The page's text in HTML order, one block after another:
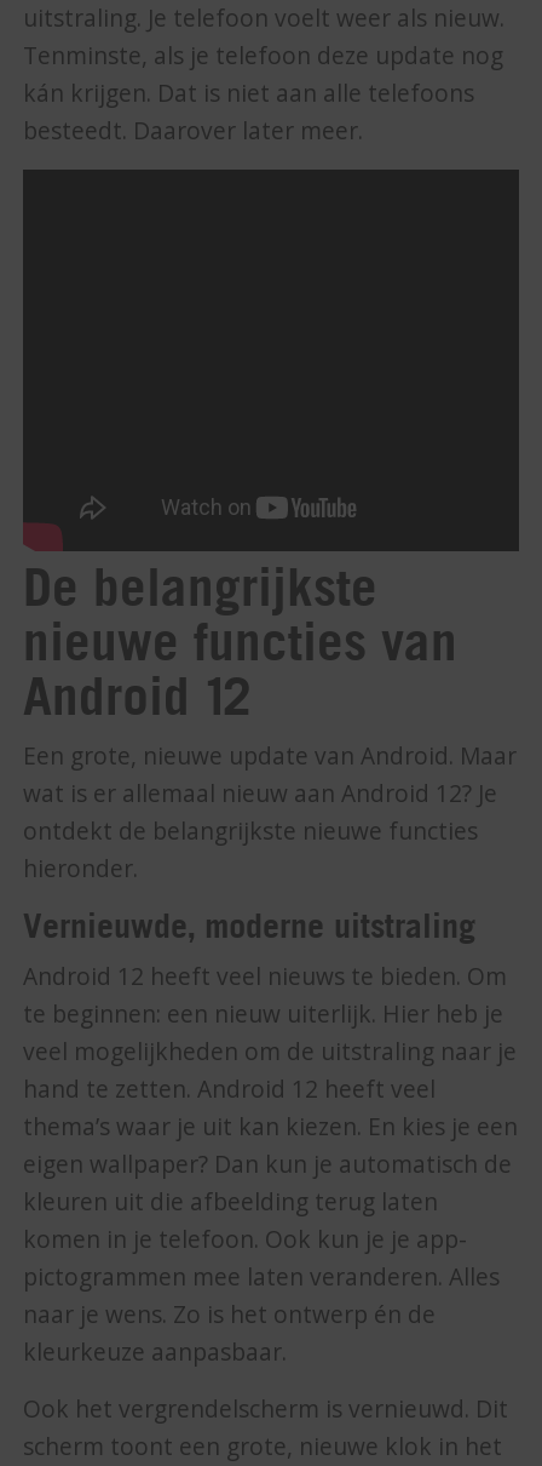
uitstraling. Je telefoon voelt weer als nieuw.
Tenminste, als je telefoon deze update nog
kán krijgen. Dat is niet aan alle telefoons
besteedt. Daarover later meer.
De belangrijkste
nieuwe functies van
Android 12
Een grote, nieuwe update van Android. Maar
wat is er allemaal nieuw aan Android 12? Je
ontdekt de belangrijkste nieuwe functies
hieronder.
Vernieuwde, moderne uitstraling
Android 12 heeft veel nieuws te bieden. Om
te beginnen: een nieuw uiterlijk. Hier heb je
veel mogelijkheden om de uitstraling naar je
hand te zetten. Android 12 heeft veel
thema’s waar je uit kan kiezen. En kies je een
eigen wallpaper? Dan kun je automatisch de
kleuren uit die afbeelding terug laten
komen in je telefoon. Ook kun je je app-
pictogrammen mee laten veranderen. Alles
naar je wens. Zo is het ontwerp én de
kleurkeuze aanpasbaar.
Ook het vergrendelscherm is vernieuwd. Dit
scherm toont een grote, nieuwe klok in het